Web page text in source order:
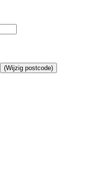
(Wijzig postcode)